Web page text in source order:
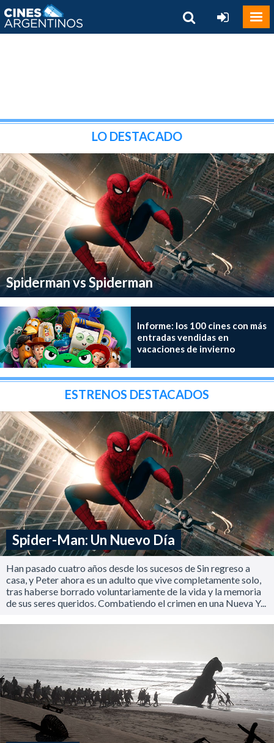
LO DESTACADO
Spiderman vs Spiderman
Informe: los 100 cines con más
entradas vendidas en
vacaciones de invierno
ESTRENOS DESTACADOS
Spider-Man: Un Nuevo Día
Han pasado cuatro años desde los sucesos de Sin regreso a
casa, y Peter ahora es un adulto que vive completamente solo,
tras haberse borrado voluntariamente de la vida y la memoria
de sus seres queridos. Combatiendo el crimen en una Nueva Y...